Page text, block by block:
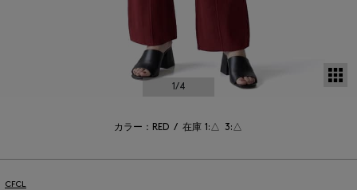
1/4
カラー：RED / 在庫 1:△ 3:△
CFCL